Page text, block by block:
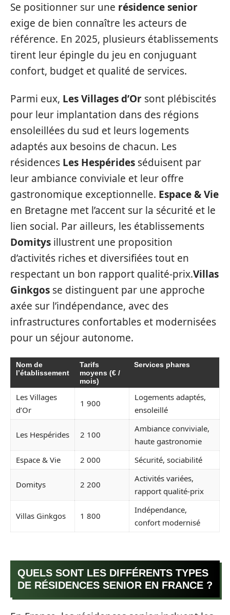
Se positionner sur une résidence senior
exige de bien connaître les acteurs de
référence. En 2025, plusieurs établissements
tirent leur épingle du jeu en conjuguant
confort, budget et qualité de services.
Parmi eux, Les Villages d’Or sont plébiscités
pour leur implantation dans des régions
ensoleillées du sud et leurs logements
adaptés aux besoins de chacun. Les
résidences Les Hespérides séduisent par
leur ambiance conviviale et leur offre
gastronomique exceptionnelle. Espace & Vie
en Bretagne met l’accent sur la sécurité et le
lien social. Par ailleurs, les établissements
Domitys illustrent une proposition
d’activités riches et diversifiées tout en
respectant un bon rapport qualité-prix.Villas
Ginkgos se distinguent par une approche
axée sur l’indépendance, avec des
infrastructures confortables et modernisées
pour un séjour autonome.
Nom de
l’établissement
Tarifs
moyens (€ /
mois)
Services phares
Les Villages
d’Or
1 900
Logements adaptés,
ensoleillé
Les Hespérides 2 100
Ambiance conviviale,
haute gastronomie
Espace & Vie
2 000 Sécurité, sociabilité
Domitys 2 200
Activités variées,
rapport qualité-prix
Villas Ginkgos 1 800
Indépendance,
confort modernisé
QUELS SONT LES DIFFÉRENTS TYPES
DE RÉSIDENCES SENIOR EN FRANCE ?